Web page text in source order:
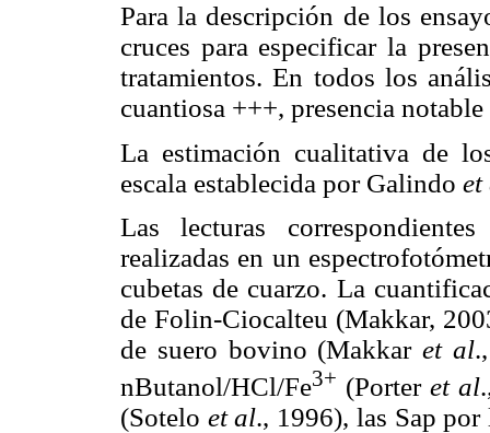
Para la descripción de los
cruces para especificar la
tratamientos. En todos los
cuantiosa +++, presencia
La estimación cualitativa de
escala establecida por Galindo et
Las lecturas
realizadas en un
cubetas de cuarzo. La
de Folin-Ciocalteu (Makkar,
de suero bovino (Makkaret al
nButanol/HCl/Fe3+ (Porter et al
(Sotelo et al., 1996), las Sap